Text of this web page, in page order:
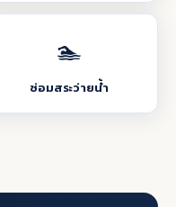
🏊
ซ่อมสระว่ายน้ำ